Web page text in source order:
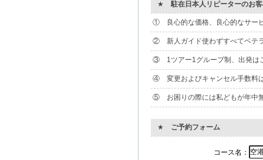
★駐在日本人リピーターのお
① 良心的な価格、良心的なサー
② 新人ガイド使わずすべてベテ
③ 1ツアー1グループ制、出発は
④ 変更およびキャンセル手数料
⑤ お困りの際には私どもが年中
★ ご予約フォーム
コース名：